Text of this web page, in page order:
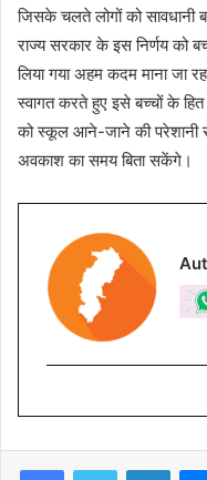
जिसके चलते लोगों को सावधानी
राज्य सरकार के इस निर्णय को
लिया गया अहम कदम माना जा
स्वागत करते हुए इसे बच्चों के हित
को स्कूल आने-जाने की परेशानी से
अवकाश का समय बिता सकेंगे।
FacebookTwitter